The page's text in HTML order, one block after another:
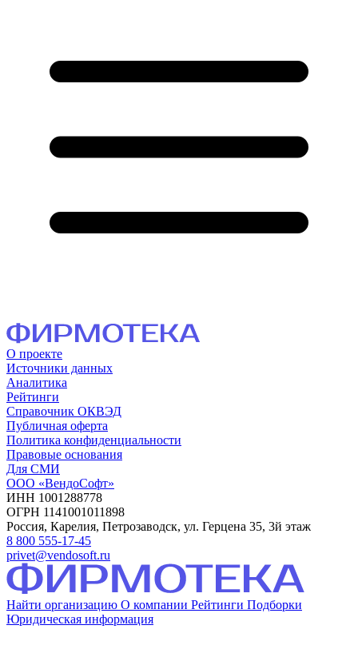
О проекте
Источники данных
Аналитика
Рейтинги
Справочник ОКВЭД
Публичная оферта
Политика конфиденциальности
Правовые основания
Для СМИ
ООО «ВендоСофт»
ИНН 1001288778
ОГРН 1141001011898
Россия, Карелия, Петрозаводск, ул. Герцена 35, 3й этаж
8 800 555-17-45
privet@vendosoft.ru
Найти организацию О компании Рейтинги Подборки
Юридическая информация